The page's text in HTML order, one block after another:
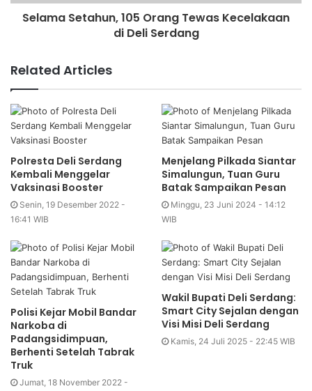
Selama Setahun, 105 Orang Tewas Kecelakaan
di Deli Serdang
Related Articles
Polresta Deli Serdang
Kembali Menggelar
Vaksinasi Booster
Senin, 19 Desember 2022 -
16:41 WIB
Menjelang Pilkada Siantar
Simalungun, Tuan Guru
Batak Sampaikan Pesan
Minggu, 23 Juni 2024 - 14:12
WIB
Polisi Kejar Mobil Bandar
Narkoba di
Padangsidimpuan,
Berhenti Setelah Tabrak
Truk
Jumat, 18 November 2022 -
Wakil Bupati Deli Serdang:
Smart City Sejalan dengan
Visi Misi Deli Serdang
Kamis, 24 Juli 2025 - 22:45 WIB